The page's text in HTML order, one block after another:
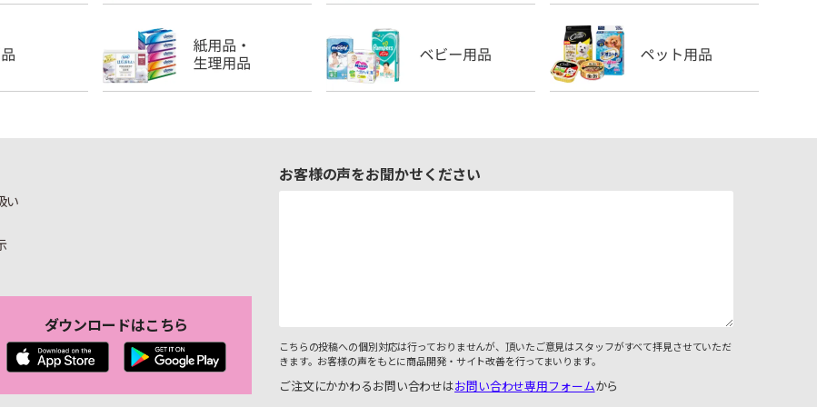
い
ダウンロードはこちら
お客様の声をお聞かせください
こちらの投稿への個別対応は行っておりませんが、頂いたご意見はスタッフがすべて拝見させていただ
きます。お客様の声をもとに商品開発・サイト改善を行ってまいります。
ご注文にかかわるお問い合わせはお問い合わせ専用フォームから